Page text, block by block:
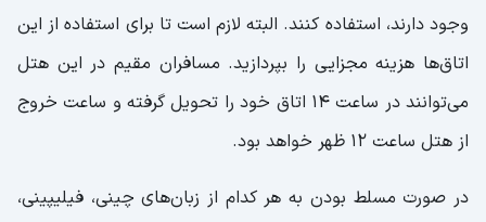
وجود دارند، استفاده کنند. البته لازم است تا برای استفاده از این
اتاق‌ها هزینه‌ مجزایی را بپردازید. مسافران مقیم در این هتل
می‌توانند در ساعت ۱۴ اتاق خود را تحویل گرفته و ساعت خروج
از هتل ساعت ۱۲ ظهر خواهد بود.
در صورت مسلط بودن به هر کدام از زبان‌های چینی، فیلیپینی،